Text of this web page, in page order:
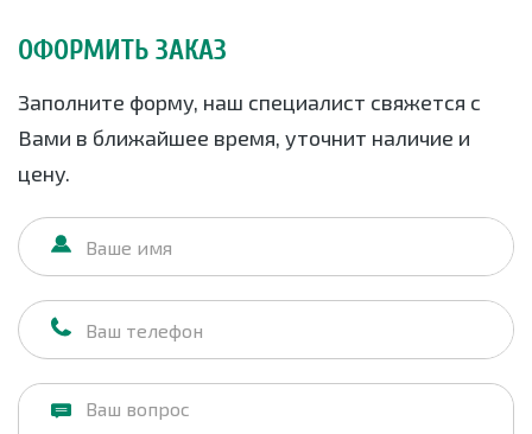
ОФОРМИТЬ ЗАКАЗ
Заполните форму, наш специалист свяжется с
Вами в ближайшее время, уточнит наличие и
цену.